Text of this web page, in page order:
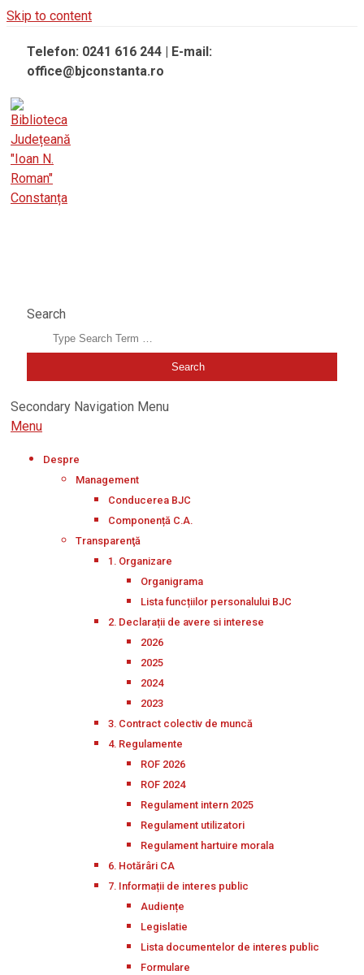
Skip to content
Telefon: 0241 616 244 | E-mail:
office@bjconstanta.ro
Search
Secondary Navigation Menu
Menu
Despre
Management
Conducerea BJC
Componență C.A.
Transparenţă
1. Organizare
Organigrama
Lista funcțiilor personalului BJC
2. Declarații de avere si interese
2026
2025
2024
2023
3. Contract colectiv de muncă
4. Regulamente
ROF 2026
ROF 2024
Regulament intern 2025
Regulament utilizatori
Regulament hartuire morala
6. Hotărâri CA
7. Informații de interes public
Audiențe
Legislatie
Lista documentelor de interes public
Formulare